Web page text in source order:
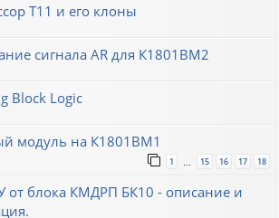
T11 и его клоны
сигнала AR для К1801ВМ2
Block Logic
модуль на К1801ВМ1
1 15 16 17 18
от блока КМДРП БК10 - описание и